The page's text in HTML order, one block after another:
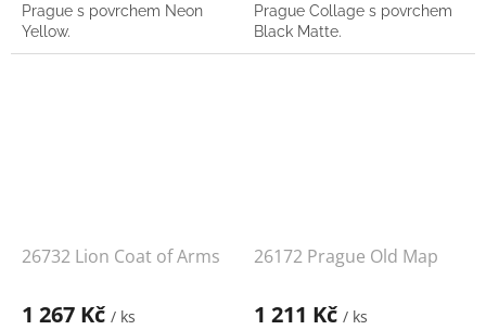
Prague s povrchem Neon
Yellow.
Prague Collage s povrchem
Black Matte.
26732 Lion Coat of Arms
1 267 Kč / ks
26172 Prague Old Map
1 211 Kč / ks